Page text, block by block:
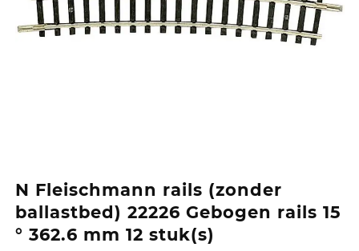
N Fleischmann rails (zonder
ballastbed) 22226 Gebogen rails 15
° 362.6 mm 12 stuk(s)